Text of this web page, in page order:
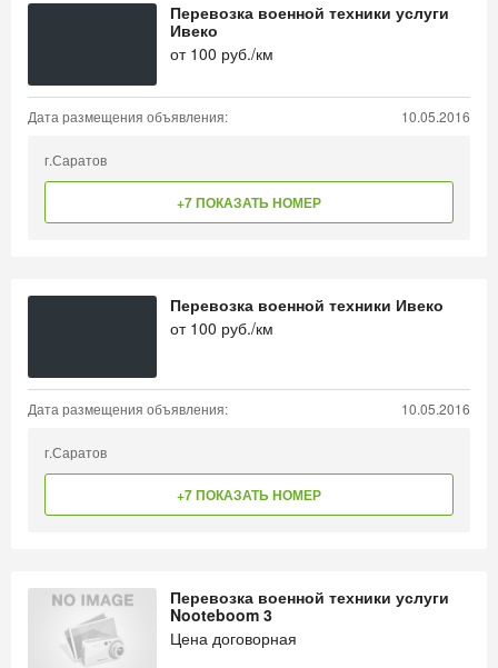
Перевозка военной техники услуги
Ивеко
от 100 руб./км
Дата размещения объявления: 10.05.2016
г.Саратов
+7 ПОКАЗАТЬ НОМЕР
Перевозка военной техники Ивеко
от 100 руб./км
Дата размещения объявления: 10.05.2016
г.Саратов
+7 ПОКАЗАТЬ НОМЕР
Перевозка военной техники услуги
Nooteboom 3
Цена договорная